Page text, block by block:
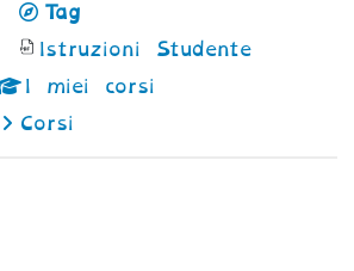
Tag
Istruzioni Studente
I miei corsi
Corsi